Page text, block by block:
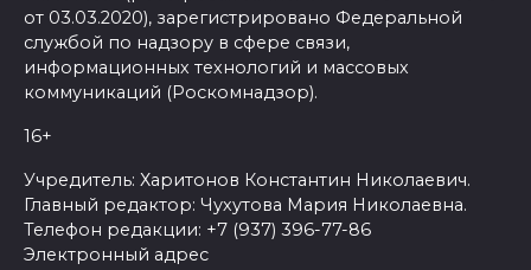
от 03.03.2020), зарегистрировано Федеральной
службой по надзору в сфере связи,
информационных технологий и массовых
коммуникаций (Роскомнадзор).
16+
Учредитель: Харитонов Константин Николаевич.
Главный редактор: Чухутова Мария Николаевна.
Телефон редакции: +7 (937) 396-77-86
Электронный адрес